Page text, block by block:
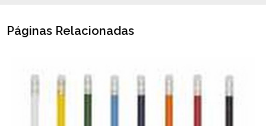
Páginas Relacionadas